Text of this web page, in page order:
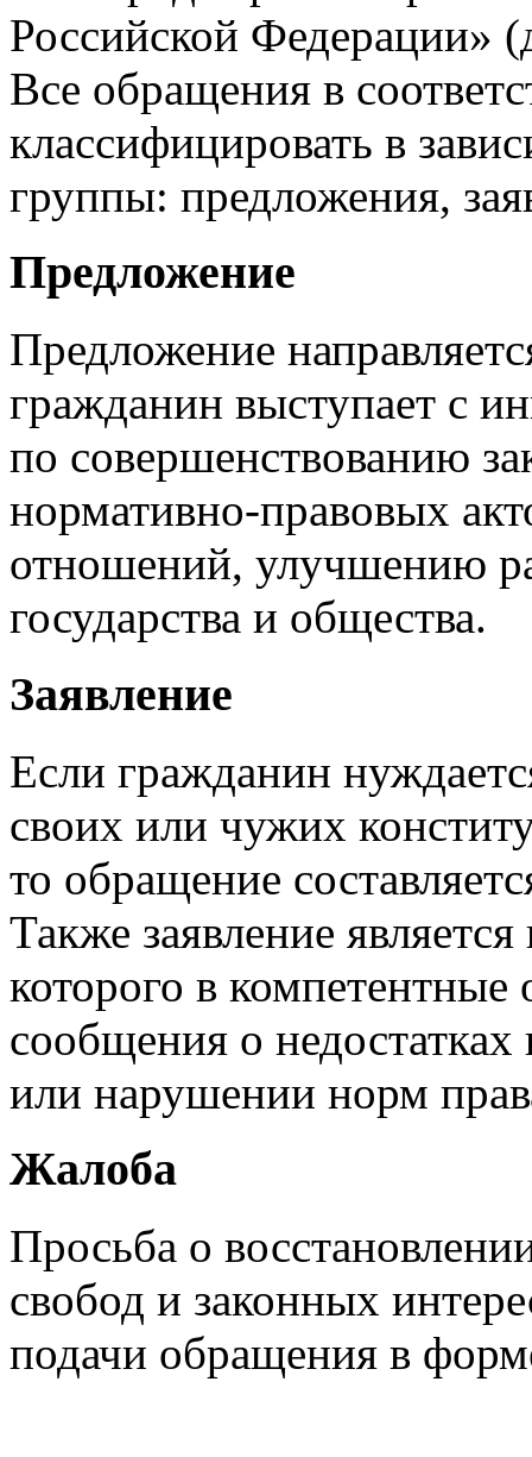
Российской Федерации»
Все обращения в
классифицировать в
группы: предложения,
Предложение
Предложение
гражданин выступает с
по совершенствованию
нормативно-правовых
отношений, улучшению
государства и общества.
Заявление
Если гражданин
своих или чужих
то обращение
Также заявление
которого в
сообщения о недостатках
или нарушении норм
Жалоба
Просьба о
свобод и законных
подачи обращения в